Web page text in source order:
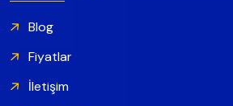
Blog
Fiyatlar
İletişim